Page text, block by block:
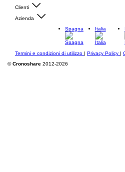
Clienti
Azienda
Spagna
Italia
Termini e condizioni di utilizzo | Privacy Policy |
©Cronoshare 2012-2026